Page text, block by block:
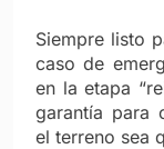
Siempre listo
caso de
en la etapa
garantía para
el terreno sea